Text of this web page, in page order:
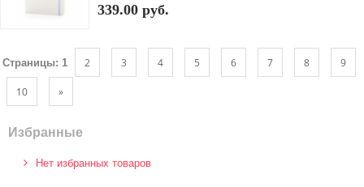
339.00 руб.
Страницы: 1 2 3 4 5 6 7 8 9
10 »
Избранные
Нет избранных товаров